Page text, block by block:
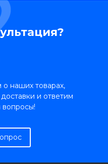
наших товарах,
и ответим